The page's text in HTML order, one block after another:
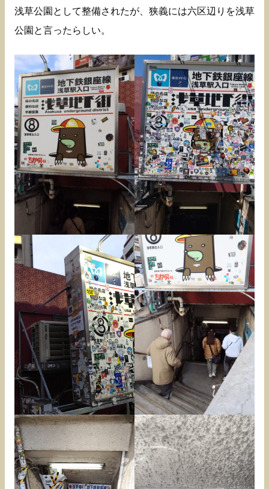
浅草公園として整備されたが、狭義には六区辺りを浅草
公園と言ったらしい。